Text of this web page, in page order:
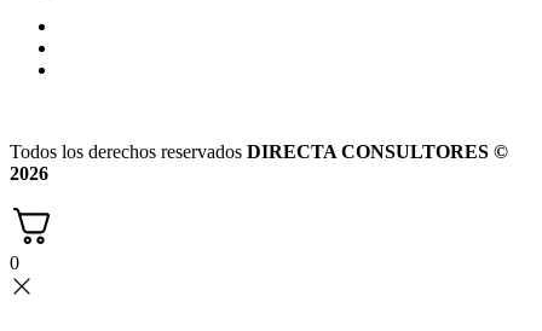
Todos los derechos reservados DIRECTA CONSULTORES ©
2026
0